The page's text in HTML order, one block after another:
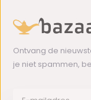
Ontvang de
je niet spammen,